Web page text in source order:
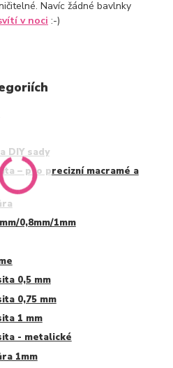
Navíc žádné bavlnky
v noci :-)
DIY sady
– pro precizní macramé a
0,8mm/1mm
0,5 mm
0,75 mm
1 mm
- metalické
1mm